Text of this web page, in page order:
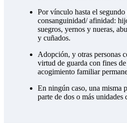
Por vínculo hasta el segundo
consanguinidad/ afinidad:
suegros, yernos y nueras,
y cuñados.
Adopción, y otras personas
virtud de guarda con fines
acogimiento familiar
En ningún caso, una misma
parte de dos o más unidades